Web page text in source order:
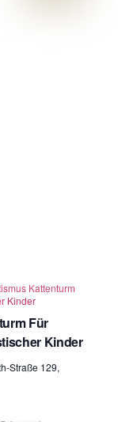
Für
Kinder
Kattenturm
Kinder
Straße 129,